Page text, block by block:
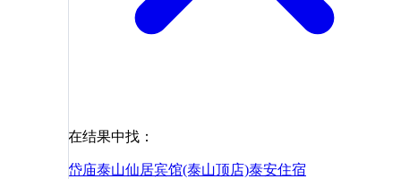
在结果中找：
岱庙泰山仙居宾馆(泰山顶店)泰安住宿